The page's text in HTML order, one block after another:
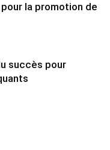
la promotion de
succès pour